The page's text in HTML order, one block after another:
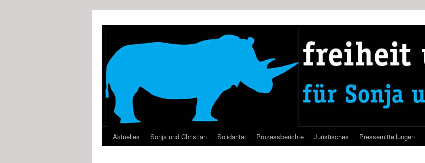
Aktuelles Sonja und Christian Solidarität Prozessberichte Juristisches Pressemitteilungen